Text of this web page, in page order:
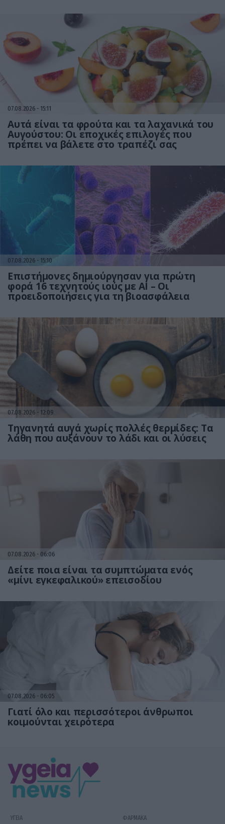
07.08.2026 15:11
Αυτά είναι τα φρούτα και τα λαχανικά του
Αυγούστου: Οι εποχικές επιλογές που
πρέπει να βάλετε στο τραπέζι σας
07.08.2026 15:10
Επιστήμονες δημιούργησαν για πρώτη
φορά 16 τεχνητούς ιούς με AI – Οι
προειδοποιήσεις για τη βιοασφάλεια
07.08.2026 12:09
Τηγανητά αυγά χωρίς πολλές θερμίδες: Τα
λάθη που αυξάνουν το λάδι και οι λύσεις
07.08.2026 06:06
Δείτε ποια είναι τα συμπτώματα ενός
«μίνι εγκεφαλικού» επεισοδίου
07.08.2026 06:05
Γιατί όλο και περισσότεροι άνθρωποι
κοιμούνται χειρότερα
ΥΓΕΙΑ ΦΑΡΜΑΚΑ